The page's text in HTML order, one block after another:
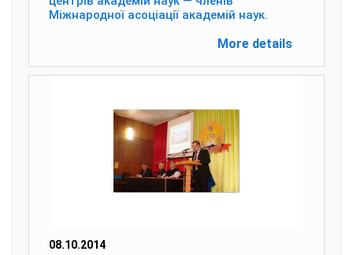
Міжнародної асоціації академій наук.
More details
08.10.2014